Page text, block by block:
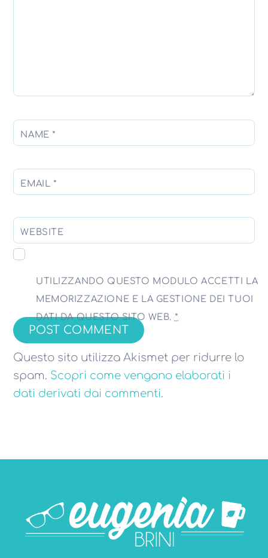
NAME*
EMAIL *
WEBSITE
UTILIZZANDO QUESTO MODULO ACCETTI LA
MEMORIZZAZIONE E LA GESTIONE DEI TUOI
DATI DA QUESTO SITO WEB. *
Questo sito utilizza Akismet per ridurre lo
spam. Scopri come vengono elaborati i
dati derivati dai commenti.